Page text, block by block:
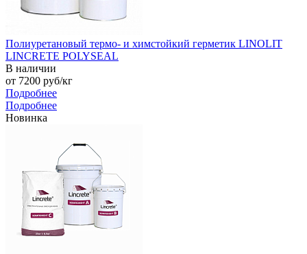
Полиуретановый термо- и химстойкий герметик LINOLIT
LINCRETE POLYSEAL
В наличии
от 7200 руб/кг
Подробнее
Подробнее
Новинка